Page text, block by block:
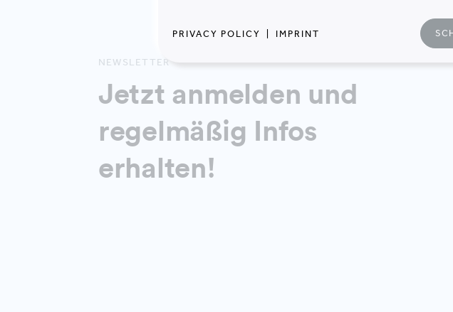
NEWSLETTER
Jetzt anmelden und
regelmäßig Infos
erhalten!
PRIVACY POLICY IMPRINT